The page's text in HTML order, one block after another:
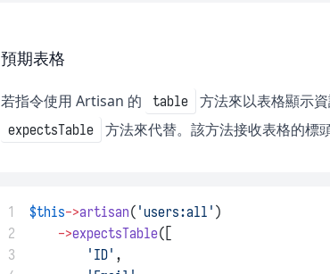
預期表格
若指令使用 Artisan 的 table 方法來以表格顯示
expectsTable 方法來代替。該方法接收表格的標
1 $this->artisan( 'users:all' )
2
->expectsTable([
3
'ID' ,